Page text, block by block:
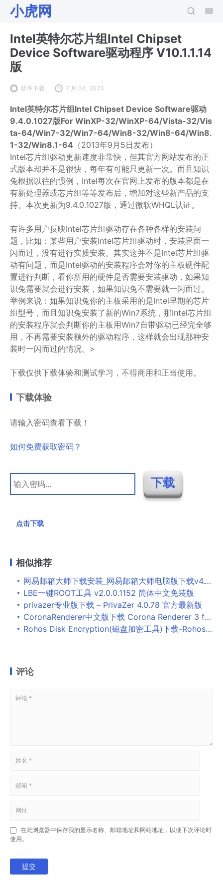
小虎网
Intel英特尔芯片组Intel Chipset
Device Software驱动程序 V10.1.1.14
版
软件下载 7 月 04, 2023
Intel英特尔芯片组Intel Chipset Device Software驱动
9.4.0.1027版For WinXP-32/WinXP-64/Vista-32/Vis
ta-64/Win7-32/Win7-64/Win8-32/Win8-64/Win8.
1-32/Win8.1-64 （2013年9月5日发布）
Intel芯片组驱动更新速度非常快，但其官方网站发布的正
式版本却并不是很快，每年有可能只更新一次。而且知识
兔根据以往的惯例，Intel每次在官网上发布的版本都是在
有新处理器或芯片组等等发布后，增加对这些新产品的支
持。本次更新为9.4.0.1027版，通过微软WHQL认证。
有许多用户反映Intel芯片组驱动存在各种各样的安装问
题，比如：某些用户安装Intel芯片组驱动时，安装界面一
闪而过，没有进行实质安装。其实这并不是Intel芯片组驱
动有问题，而是Intel驱动的安装程序会对你的主板硬件配
置进行判断，看你所用的硬件是否需要安装驱动，如果知
识兔需要就会进行安装，如果知识兔不需要就一闪而过。
举例来说：如果知识兔你的主板采用的是Intel早期的芯片
组型号，而且知识兔安装了新的Win7系统，那Intel芯片组
的安装程序就会判断你的主板用Win7自带驱动已经完全够
用，不再需要安装额外的驱动程序，这样就会出现那种安
装时一闪而过的情况。>
下载仅供下载体验和测试学习，不得商用和正当使用。
下载体验
请输入密码查看下载！
如何免费获取密码？
点击下载
相似推荐
网易邮箱大师下载安装_网易邮箱大师电脑版下载v4.15.6.1016
LBE一键ROOT工具 v2.0.0.1152 简体中文免装版
privazer专业版下载 – PrivaZer 4.0.78 官方最新版
CoronaRenderer中文版下载 Corona Renderer 3 for 3ds max2013-2019渲染器 汉化补丁 0.1 免费版
Rohos Disk Encryption(磁盘加密工具)下载-Rohos Disk Encryption最新版下载
评论
在此浏览器中保存我的显示名称、邮箱地址和网站地址，以便下次评论时
使用。
提交